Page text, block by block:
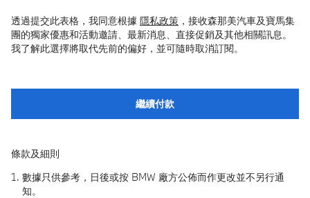
透過提交此表格，我同意根據 隱私政策 ，接收森那美汽車及寶馬集
團的獨家優惠和活動邀請、最新消息、直接促銷及其他相關訊息。
我了解此選擇將取代先前的偏好，並可隨時取消訂閱。
繼續付款
條款及細則
數據只供參考，日後或按 BMW 廠方公佈而作更改並不另行通
知。